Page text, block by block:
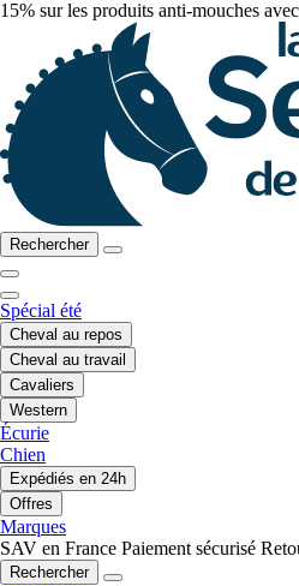
15% sur les produits anti-mouches
Rechercher
Spécial été
Cheval au repos
Cheval au travail
Cavaliers
Western
Écurie
Chien
Expédiés en 24h
Offres
Marques
SAV en France Paiement sécurisé
Rechercher